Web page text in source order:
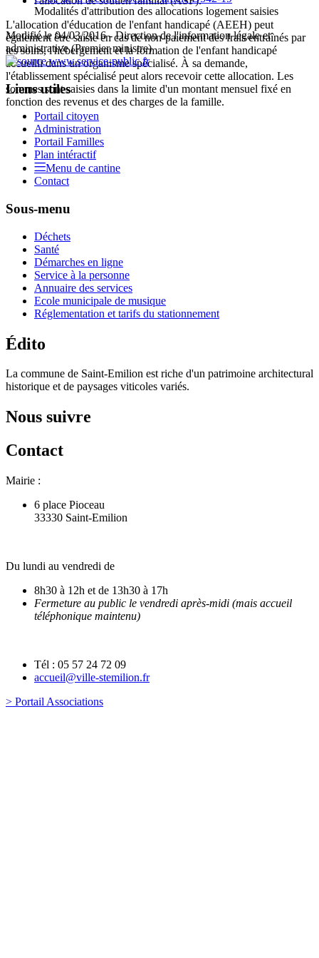
L'allocation d'éducation de l'enfant handicapé (AEEH) peut
également être saisie en cas de non-paiement des frais entraînés par
les soins, l'hébergement et la formation de l'enfant handicapé
accueilli dans un organisme spécialisé. À sa demande,
l'établissement spécialisé peut alors recevoir cette allocation. Les
sommes sont saisies dans la limite d'un montant mensuel fixé en
fonction des revenus et des charges de la famille.
Modalités d'attribution des allocations logement saisies
Modifié le 04/03/2016 - Direction de l'information légale et
administrative (Premier ministre)
Liens utiles
Portail citoyen
Administration
Portail Familles
Plan intéractif
Menu de cantine
Contact
Sous-menu
Déchets
Santé
Démarches en ligne
Service à la personne
Annuaire des services
Ecole municipale de musique
Réglementation et tarifs du stationnement
Édito
La commune de Saint-Emilion est riche d'un patrimoine architectural
historique et de paysages viticoles variés.
Nous suivre
Contact
Mairie :
6 place Pioceau
33330 Saint-Emilion
Du lundi au vendredi de
8h30 à 12h et de 13h30 à 17h
Fermeture au public le vendredi après-midi (mais accueil
téléphonique maintenu)
Tél : 05 57 24 72 09
accueil@ville-stemilion.fr
> Portail Associations